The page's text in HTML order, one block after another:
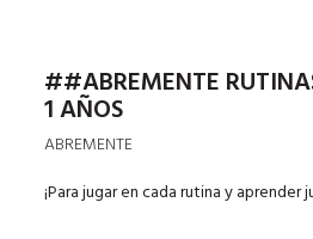
##ABREMENTE
1 AÑOS
ABREMENTE
¡Para jugar en cada rutina y aprender